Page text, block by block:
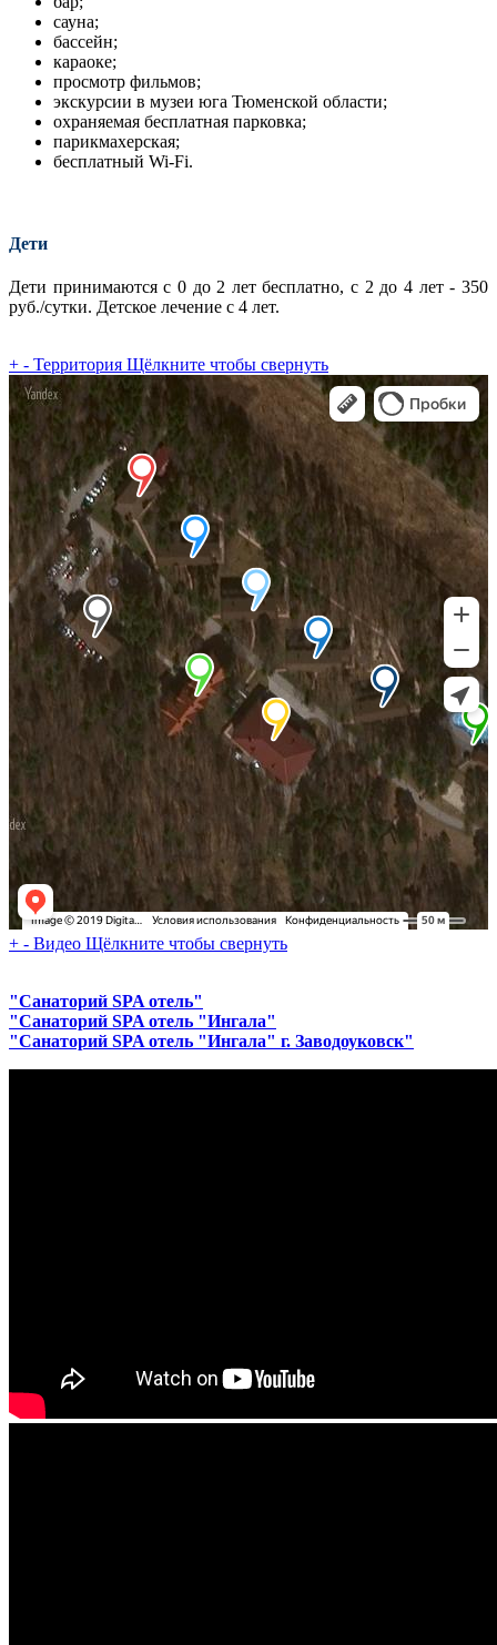
сауна;
бассейн;
караоке;
просмотр фильмов;
экскурсии в музеи юга Тюменской области;
охраняемая бесплатная парковка;
парикмахерская;
бесплатный Wi-Fi.
Дети
Дети принимаются с 0 до 2 лет бесплатно, с 2 до 4 лет - 350
руб./сутки. Детcкое лечение с 4 лет.
+ - Территория Щёлкните чтобы свернуть
+ - Видео Щёлкните чтобы свернуть
"Санаторий SPA отель"
"Санаторий SPA отель "Ингала"
"Санаторий SPA отель "Ингала" г. Заводоуковск"